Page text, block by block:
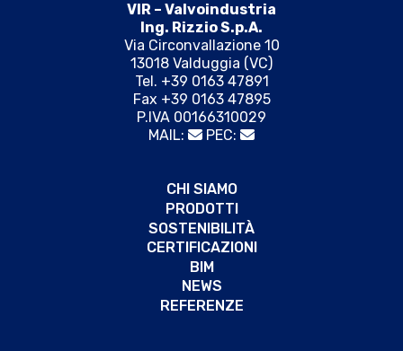
VIR – Valvoindustria
Ing. Rizzio S.p.A.
Via Circonvallazione 10
13018 Valduggia (VC)
Tel. +39 0163 47891
Fax +39 0163 47895
P.IVA 00166310029
MAIL:
PEC:
CHI SIAMO
PRODOTTI
SOSTENIBILITÀ
CERTIFICAZIONI
BIM
NEWS
REFERENZE